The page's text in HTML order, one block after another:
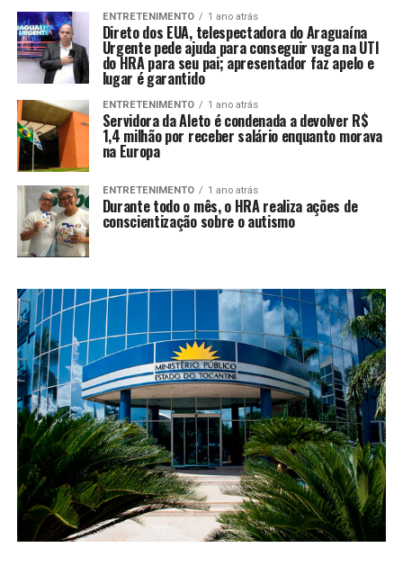
ENTRETENIMENTO 1 ano atrás
Direto dos EUA, telespectadora do Araguaína
Urgente pede ajuda para conseguir vaga na UTI
do HRA para seu pai; apresentador faz apelo e
lugar é garantido
ENTRETENIMENTO 1 ano atrás
Servidora da Aleto é condenada a devolver R$
1,4 milhão por receber salário enquanto morava
na Europa
ENTRETENIMENTO 1 ano atrás
Durante todo o mês, o HRA realiza ações de
conscientização sobre o autismo